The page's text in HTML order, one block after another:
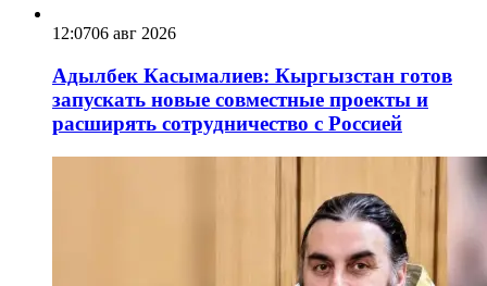
12:0706 авг 2026
Адылбек Касымалиев: Кыргызстан готов
запускать новые совместные проекты и
расширять сотрудничество с Россией